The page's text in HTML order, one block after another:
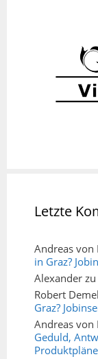
Letzte
Andreas von
in Graz?
Alexander zu
Robert
Graz?
Andreas von
Geduld,